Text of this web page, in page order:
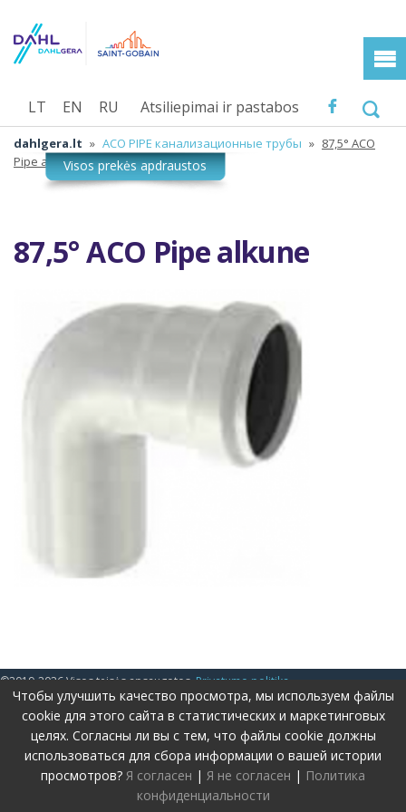
Atsiliepimai ir pastabos
LT EN RU
dahlgera.lt » ACO PIPE канализационные трубы » 87,5° ACO
Pipe alkune
87,5° ACO Pipe alkune
©2019-2026 Visos teisės apsaugotos. Privatumo politika
Svetainę sukūrė:www.pepa.lt
Чтобы улучшить качество просмотра, мы используем файлы
cookie для этого сайта в статистических и маркетинговых
целях. Согласны ли вы с тем, что файлы cookie должны
использоваться для сбора информации о вашей истории
просмотров? Я согласен | Я не согласен | Политика
конфиденциальности